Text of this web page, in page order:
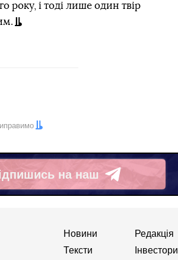
року, і тоді лише один твір
на наш
Новини
Тексти
Редакція
Інвестори